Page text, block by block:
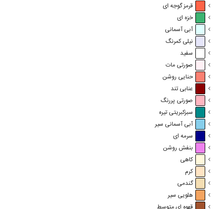
قرمز گوجه ای
خزه ای
آبی آسمانی
نیلی کمرنگ
سفید
صورتی مات
حنایی روشن
عنابی تند
صورتی پررنگ
سبزکبریتی تیره
آبی آسمانی سیر
سرمه ای
بنفش روشن
کاهی
کرم
گندمی
هلویی سیر